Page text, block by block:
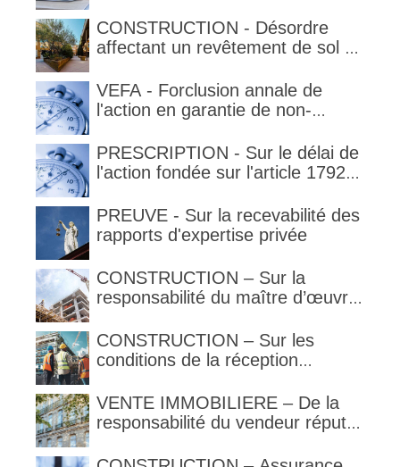
délimitant l'étendue temporelle de
la garantie en condition de la
CONSTRUCTION - Désordre
affectant un revêtement de sol et
VEFA - Forclusion annale de
l'action en garantie de non-
PRESCRIPTION - Sur le délai de
l'action fondée sur l'article 1792-
PREUVE - Sur la recevabilité des
rapports d'expertise privée
CONSTRUCTION – Sur la
responsabilité du maître d’œuvre
l’architecte supporte une
obligation de contrôle étendu
CONSTRUCTION – Sur les
conditions de la réception
VENTE IMMOBILIERE – De la
responsabilité du vendeur réputé
1792 et suivants du code civil